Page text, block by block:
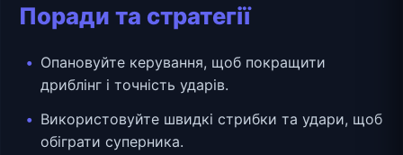
Поради та стратегії
Опановуйте керування, щоб покращити
дриблінг і точність ударів.
Використовуйте швидкі стрибки та удари, щоб
обіграти суперника.